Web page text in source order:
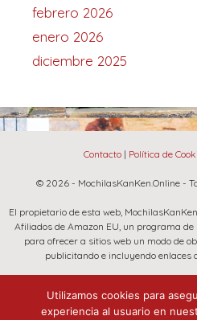
febrero 2026
enero 2026
diciembre 2025
Contacto | Política de
© 2026 - MochilasKanKen.Online -
El propietario de esta web,
Afiliados de Amazon EU, un programa
para ofrecer a sitios web un modo de
publicitando e incluyendo enlaces
Amazon.com, Inc. o
Utilizamos cookies para
experiencia al usuario en